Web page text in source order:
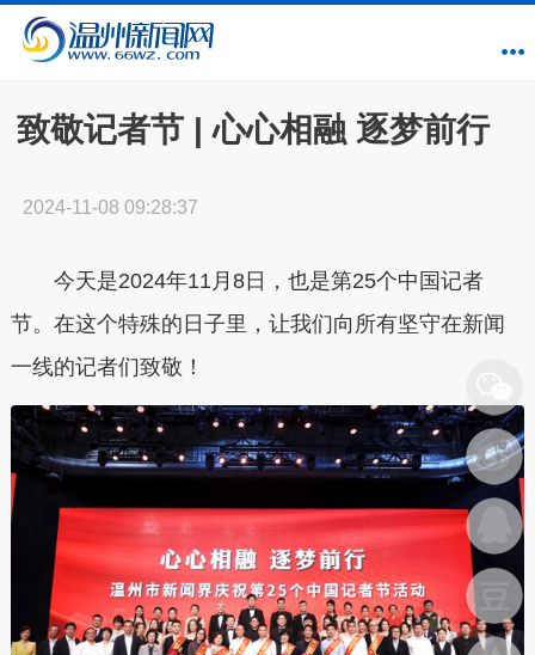
致敬记者节 | 心心相融 逐梦前行
2024-11-08 09:28:37
今天是2024年11月8日，也是第25个中国记者
节。在这个特殊的日子里，让我们向所有坚守在新闻
一线的记者们致敬！